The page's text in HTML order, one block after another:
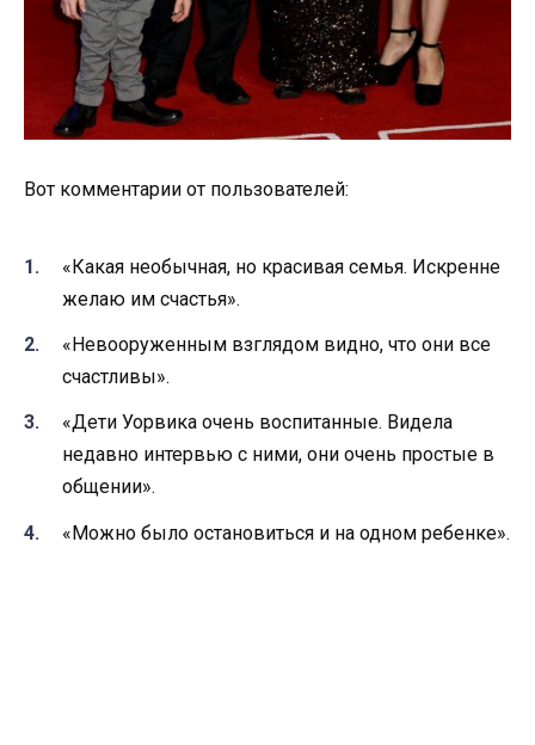
Вот комментарии от пользователей:
«Какая необычная, но красивая семья. Искренне
желаю им счастья».
«Невооруженным взглядом видно, что они все
счастливы».
«Дети Уорвика очень воспитанные. Видела
недавно интервью с ними, они очень простые в
общении».
«Можно было остановиться и на одном ребенке».